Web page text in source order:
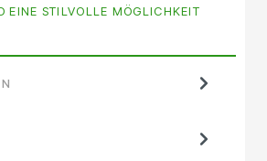
EINE STILVOLLE MÖGLICHKEIT